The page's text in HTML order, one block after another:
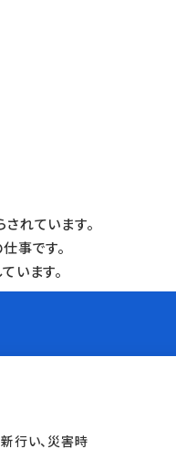
れています。
事です。
います。
行い、災害時